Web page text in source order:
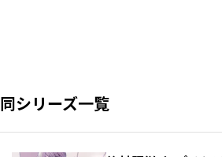
同シリーズ一覧